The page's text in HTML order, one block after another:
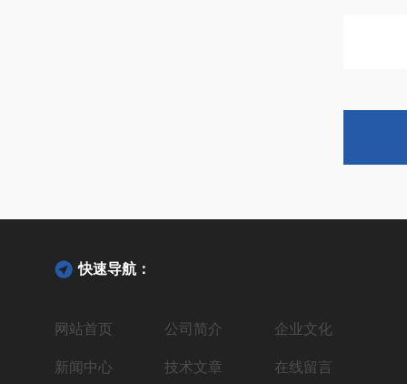
快速导航：
网站首页 公司简介 企业文化
新闻中心 技术文章 在线留言